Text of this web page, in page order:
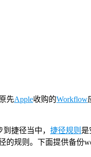
先Apple收购的Workflow
捷径当中， 捷径规则 是
规则。下面提供备份